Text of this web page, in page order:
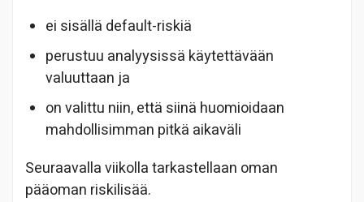
ei sisällä default-riskiä
perustuu analyysissä käytettävään
valuuttaan ja
on valittu niin, että siinä huomioidaan
mahdollisimman pitkä aikaväli
Seuraavalla viikolla tarkastellaan oman
pääoman riskilisää.